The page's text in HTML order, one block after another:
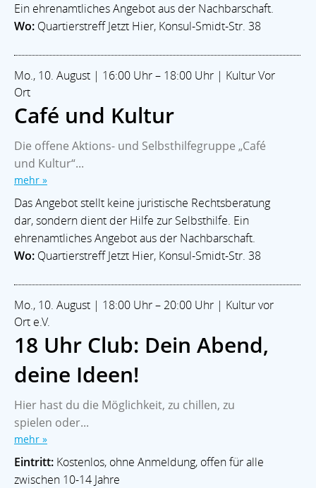
Ein ehrenamtliches Angebot aus der Nachbarschaft.
Wo: Quartierstreff Jetzt Hier, Konsul-Smidt-Str. 38
Mo., 10. August | 16:00 Uhr – 18:00 Uhr | Kultur Vor
Ort
Café und Kultur
Die offene Aktions- und Selbsthilfegruppe „Café
und Kultur“...
mehr »
Das Angebot stellt keine juristische Rechtsberatung
dar, sondern dient der Hilfe zur Selbsthilfe. Ein
ehrenamtliches Angebot aus der Nachbarschaft.
Wo: Quartierstreff Jetzt Hier, Konsul-Smidt-Str. 38
Mo., 10. August | 18:00 Uhr – 20:00 Uhr | Kultur vor
Ort e.V.
18 Uhr Club: Dein Abend,
deine Ideen!
Hier hast du die Möglichkeit, zu chillen, zu
spielen oder...
mehr »
Eintritt: Kostenlos, ohne Anmeldung, offen für alle
zwischen 10-14 Jahre